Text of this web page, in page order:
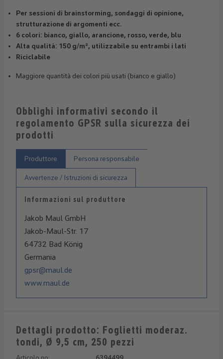
Per sessioni di brainstorming, sondaggi di opinione,
strutturazione di argomenti ecc.
6 colori: bianco, giallo, arancione, rosso, verde, blu
Alta qualità: 150 g/m², utilizzabile su entrambi i lati
Riciclabile
Maggiore quantità dei colori più usati (bianco e giallo)
Obblighi informativi secondo il
regolamento GPSR sulla sicurezza dei
prodotti
Produttore Persona responsabile
Avvertenze / Istruzioni di sicurezza
Informazioni sul produttore
Jakob Maul GmbH
Jakob-Maul-Str. 17
64732 Bad König
Germania
gpsr@maul.de
www.maul.de
Dettagli prodotto: Foglietti moderaz.
tondi, Ø 9,5 cm, 250 pezzi